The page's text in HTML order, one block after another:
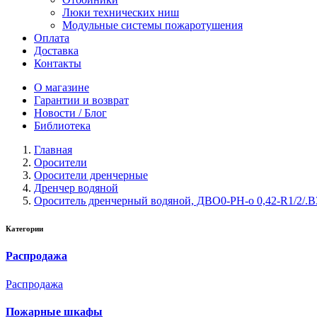
Люки технических ниш
Модульные системы пожаротушения
Оплата
Доставка
Контакты
О магазине
Гарантии и возврат
Новости / Блог
Библиотека
Главная
Оросители
Оросители дренчерные
Дренчер водяной
Ороситель дренчерный водяной, ДВO0-PН-о 0,42-R1/2/
Категории
Распродажа
Распродажа
Пожарные шкафы